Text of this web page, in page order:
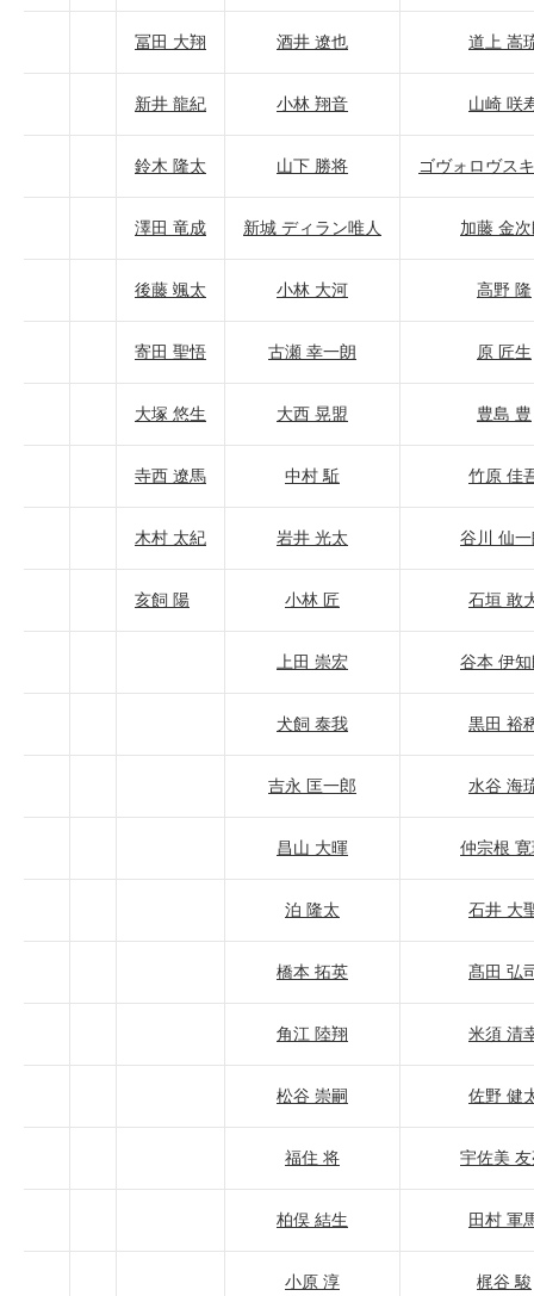
冨田 大翔 酒井 遼也 道上 嵩
新井 龍紀 小林 翔音 山崎 咲
鈴木 隆太 山下 勝将 ゴヴォロヴス
澤田 竜成 新城 ディラン唯人 加藤 金
後藤 颯太 小林 大河 高野 隆
寄田 聖悟 古瀬 幸一朗 原 匠生
大塚 悠生 大西 晃盟 豊島 豊
寺西 遼馬 中村 駈 竹原 佳
木村 太紀 岩井 光太 谷川 仙
亥飼 陽 小林 匠 石垣 敢
上田 崇宏 谷本 伊
犬飼 泰我 黒田 裕
吉永 匡一郎 水谷 海
昌山 大暉 仲宗根
泊 隆太 石井 大
橋本 拓英 髙田 弘
角江 陸翔 米須 清
松谷 崇嗣 佐野 健
福住 将 宇佐美
柏俣 結生 田村 軍
小原 淳 梶谷 駿